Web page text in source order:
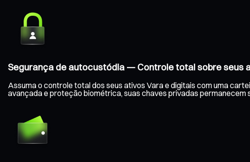
Segurança de autocustódia — Controle total sobre seus
Assuma o controle total dos seus ativos Vara e digitais com uma
avançada e proteção biométrica, suas chaves privadas